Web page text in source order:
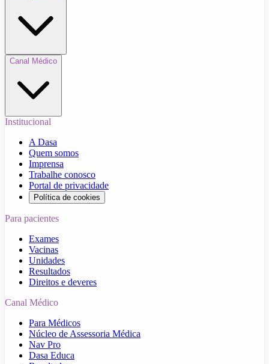
Canal Médico
Institucional
A Dasa
Quem somos
Imprensa
Trabalhe conosco
Portal de privacidade
Política de cookies
Para pacientes
Exames
Vacinas
Unidades
Resultados
Direitos e deveres
Canal Médico
Para Médicos
Núcleo de Assessoria Médica
Nav Pro
Dasa Educa